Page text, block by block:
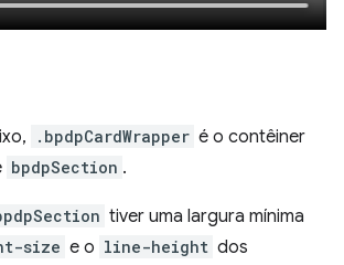
.bpdpCardWrapper é o contêiner
bpdpSection .
tiver uma largura mínima
size e o line-height dos